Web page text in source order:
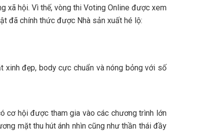
xã hội. Vì thế, vòng thi Voting Online được xem
đã chính thức được Nhà sản xuất hé lộ:
xinh đẹp, body cực chuẩn và nóng bỏng với số
cơ hội được tham gia vào các chương trình lớn
mặt thu hút ánh nhìn cũng như thần thái đầy